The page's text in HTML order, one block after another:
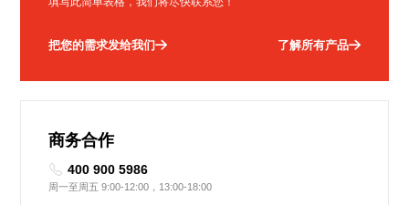
把您的需求发给我们 了解所有产品
商务合作
400 900 5986
周一至周五 9:00-12:00，13:00-18:00